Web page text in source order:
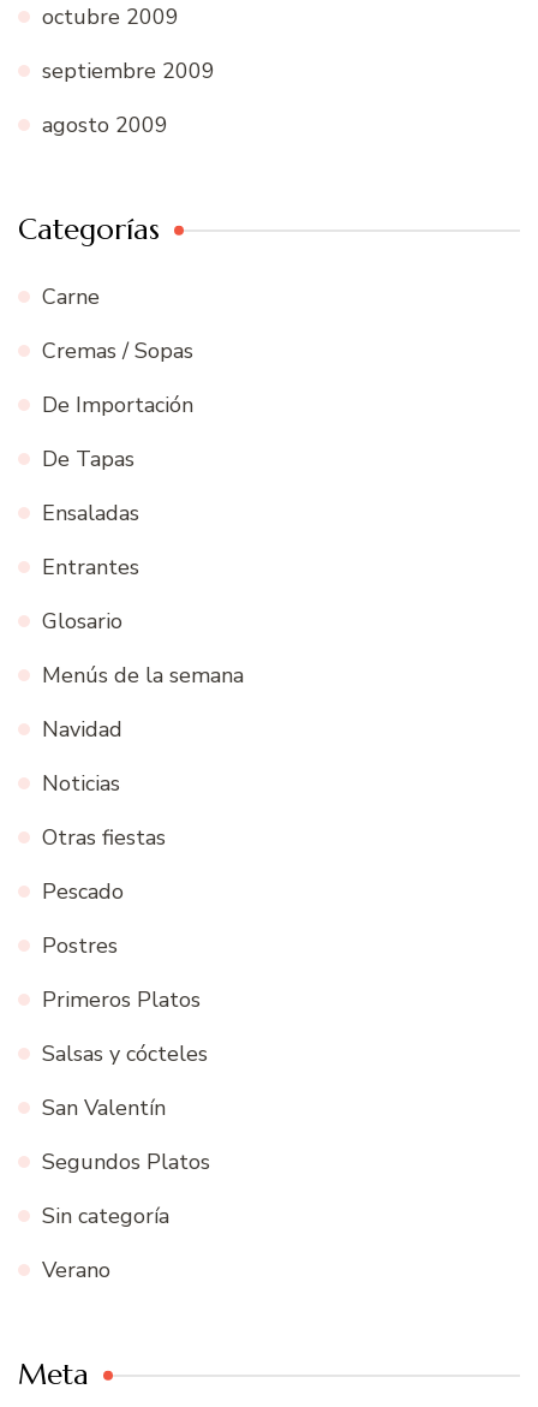
octubre 2009
septiembre 2009
agosto 2009
Categorías
Carne
Cremas / Sopas
De Importación
De Tapas
Ensaladas
Entrantes
Glosario
Menús de la semana
Navidad
Noticias
Otras fiestas
Pescado
Postres
Primeros Platos
Salsas y cócteles
San Valentín
Segundos Platos
Sin categoría
Verano
Meta